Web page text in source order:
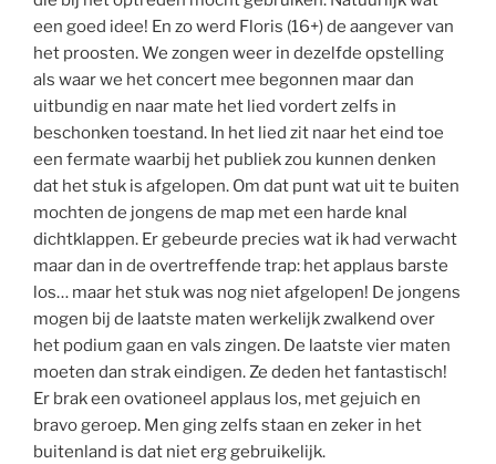
een goed idee! En zo werd Floris (16+) de aangever van
het proosten. We zongen weer in dezelfde opstelling
als waar we het concert mee begonnen maar dan
uitbundig en naar mate het lied vordert zelfs in
beschonken toestand. In het lied zit naar het eind toe
een fermate waarbij het publiek zou kunnen denken
dat het stuk is afgelopen. Om dat punt wat uit te buiten
mochten de jongens de map met een harde knal
dichtklappen. Er gebeurde precies wat ik had verwacht
maar dan in de overtreffende trap: het applaus barste
los… maar het stuk was nog niet afgelopen! De jongens
mogen bij de laatste maten werkelijk zwalkend over
het podium gaan en vals zingen. De laatste vier maten
moeten dan strak eindigen. Ze deden het fantastisch!
Er brak een ovationeel applaus los, met gejuich en
bravo geroep. Men ging zelfs staan en zeker in het
buitenland is dat niet erg gebruikelijk.